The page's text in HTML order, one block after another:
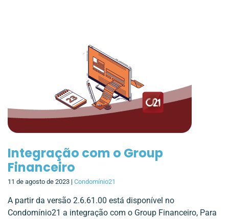
Integração com o Group
Financeiro
11 de agosto de 2023 | Condomínio21
A partir da versão 2.6.61.00 está disponível no
Condomínio21 a integração com o Group Financeiro, Para